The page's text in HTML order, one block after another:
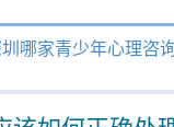
哪家青少年心理咨